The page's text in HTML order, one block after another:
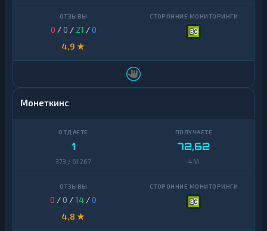
0 / 0 / 21 /0
4,9 ★
Монеткинс
1
373 / 61 267
72,62
4 M
0 / 0 /14 /0
4,8 ★